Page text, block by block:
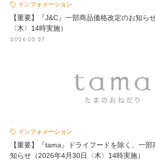
インフォメーション
【重要】『J&C』一部商品価格改定のお知ら
〈木〉14時実施）
2026.02.27
インフォメーション
【重要】『tama』ドライフードを除く、一
知らせ（2026年4月30日〈木〉14時実施）